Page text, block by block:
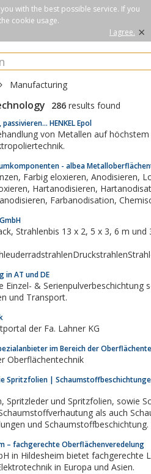
with the best possible service. If you
cookie usage.
I agree. ×
Manufacturing
286 results found
HENKEL Epol
von Metallen auf
- albea
in AT und DE
Einzel- &
Strahlen und Transport.
der Fa. Lahner KG
im Bereich der
Oberflächentechnik
Spritzfolien |
als auch Schaumstofflacke,
und Schaumstoffbeschichtung.
– fachgerechte Oberflächenveredelung
in Hildesheim bietet fachgerechte
in Europa und Asien.